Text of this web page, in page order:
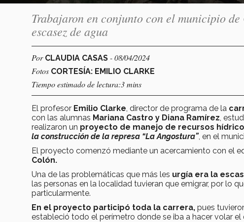
Trabajaron en conjunto con el municipio
escasez de agua
Por CLAUDIA CASAS - 08/04/2024
Fotos CORTESÍA: EMILIO CLARKE
Tiempo estimado de lectura:3 mins
El profesor Emilio Clarke , director de programa de la
con las alumnas Mariana Castro y Diana Ramírez ,
realizaron un proyecto de manejo de recursos
la construcción de la represa “La Angostura”, en el
El proyecto comenzó mediante un acercamiento con el
Colón.
Una de las problemáticas que más les urgía era la
las personas en la localidad tuvieran que emigrar, por lo
particularmente.
En el proyecto participó toda la carrera, pues
estableció todo el perímetro donde se iba a hacer volar